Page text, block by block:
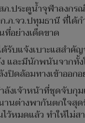
.ประตูน้ำจุฬาลงก
.ภ.จว.ปทุมธานี ที่ไ
อย่างเด็ดขาด
บแจ้งเบาะแสสำคั
ง และมีนักพนันจาก
ปิดล้อมทางเข้าออก
ลังเจ้าหน้าที่ชุดจับ
นต่างพากันตกใจสุ
หมดแล้ว ทำให้ไม่